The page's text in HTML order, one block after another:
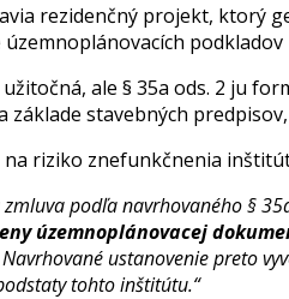
rezidenčný projekt, ktorý
ale § 35a ods. 2 ju
základe stavebných
riziko znefunkčnenia
podľa navrhovaného §
územnoplánovacej
ustanovenie preto
tohto inštitútu.“